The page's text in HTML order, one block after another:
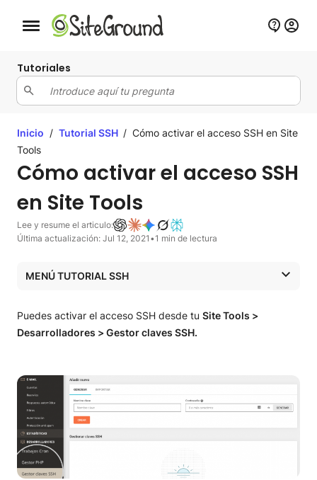
Botón de navegación móvil
Tutoriales
Inicio / Tutorial SSH / Cómo activar el acceso SSH en Site
Tools
Cómo activar el acceso SSH
en Site Tools
Lee y resume el articulo:
Última actualización: Jul 12, 2021 •1 min de lectura
MENÚ TUTORIAL SSH
Tutorial SSH
Cómo usar PuTTy
Enumerar archivos y directorios utilizando SSH
Cómo crear y editar archivos y carpetas utilizando
SSH
Puedes activar el acceso SSH desde tu Site Tools >
Desarrolladores > Gestor claves SSH.